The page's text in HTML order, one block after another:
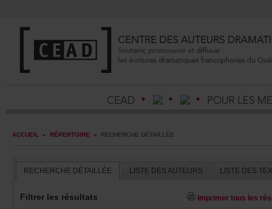
ACCUEIL » RÉPERTOIRE » RECHERCHEDÉTAILLÉE
RECHERCHEDÉTAILLÉE LISTEDESAUTEURS
Filtrerlesrésultats